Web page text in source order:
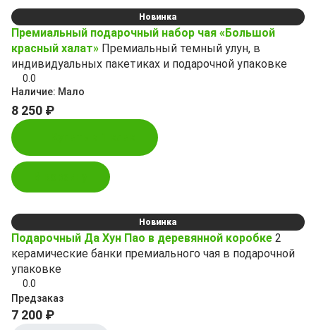
Новинка
Премиальный подарочный набор чая «Большой
красный халат» Премиальный темный улун, в
индивидуальных пакетиках и подарочной упаковке
0.0
Наличие: Мало
8 250 ₽
Новинка
Подарочный Да Хун Пао в деревянной коробке 2
керамические банки премиального чая в подарочной
упаковке
0.0
Предзаказ
7 200 ₽